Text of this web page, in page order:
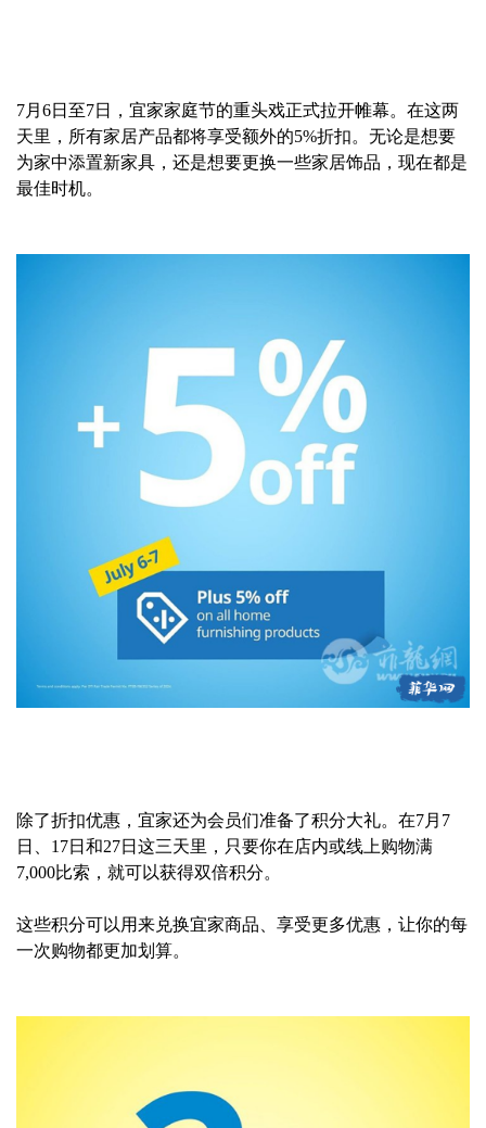
7月6日至7日，宜家家庭节的重头戏正式拉开帷幕。在这两
天里，所有家居产品都将享受额外的5%折扣。无论是想要
为家中添置新家具，还是想要更换一些家居饰品，现在都是
最佳时机。
除了折扣优惠，宜家还为会员们准备了积分大礼。在7月7
日、17日和27日这三天里，只要你在店内或线上购物满
7,000比索，就可以获得双倍积分。
这些积分可以用来兑换宜家商品、享受更多优惠，让你的每
一次购物都更加划算。